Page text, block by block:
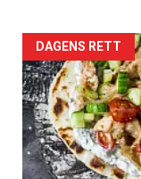
Forsiden
akkurat
nå
-
DAGENS RETT